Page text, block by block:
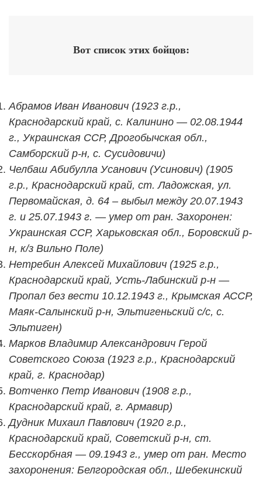
Вот список этих бойцов:
Абрамов Иван Иванович (1923 г.р.,
Краснодарский край, с. Калинино — 02.08.1944
г., Украинская ССР, Дрогобычская обл.,
Самборский р-н, с. Сусидовичи)
Челбаш Абибулла Усанович (Усинович) (1905
г.р., Краснодарский край, ст. Ладожская, ул.
Первомайская, д. 64 – выбыл между 20.07.1943
г. и 25.07.1943 г. — умер от ран. Захоронен:
Украинская ССР, Харьковская обл., Боровский р-
н, к/з Вильно Поле)
Нетребин Алексей Михайлович (1925 г.р.,
Краснодарский край, Усть-Лабинский р-н —
Пропал без вести 10.12.1943 г., Крымская АССР,
Маяк-Салынский р-н, Эльтигеньский с/с, с.
Эльтиген)
Марков Владимир Александрович Герой
Советского Союза (1923 г.р., Краснодарский
край, г. Краснодар)
Вотченко Петр Иванович (1908 г.р.,
Краснодарский край, г. Армавир)
Дудник Михаил Павлович (1920 г.р.,
Краснодарский край, Советский р-н, ст.
Бесскорбная — 09.1943 г., умер от ран. Место
захоронения: Белгородская обл., Шебекинский